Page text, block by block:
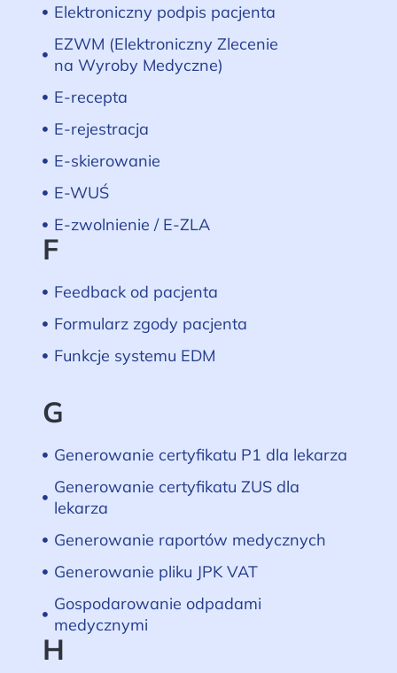
Elektroniczny podpis pacjenta
EZWM (Elektroniczny Zlecenie
na Wyroby Medyczne)
E-recepta
E-rejestracja
E-skierowanie
E-WUŚ
E-zwolnienie / E-ZLA
F
Feedback od pacjenta
Formularz zgody pacjenta
Funkcje systemu EDM
G
Generowanie certyfikatu P1 dla lekarza
Generowanie certyfikatu ZUS dla
lekarza
Generowanie raportów medycznych
Generowanie pliku JPK VAT
Gospodarowanie odpadami
medycznymi
H